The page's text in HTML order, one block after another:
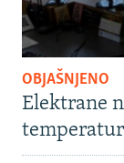
OBJAŠNJENO
Elektrane